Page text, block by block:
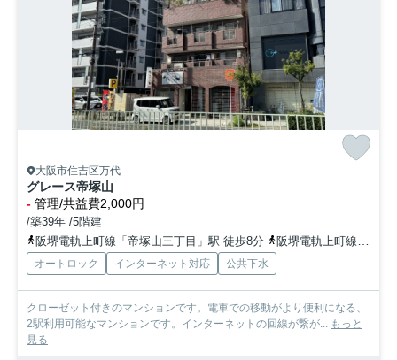
大阪市住吉区万代
グレース帝塚山
- 管理/共益費2,000円
/築39年 /5階建
阪堺電軌上町線「帝塚山三丁目」駅 徒歩8分
阪堺電軌上町線「姫松」駅 徒歩10分
オートロック インターネット対応 公共下水
クローゼット付きのマンションです。電車での移動がより便利になる、
2駅利用可能なマンションです。インターネットの回線が繋が... もっと
見る